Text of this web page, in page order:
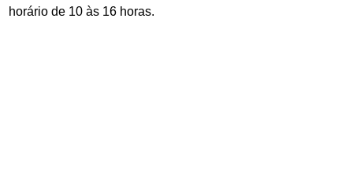
horário de 10 às 16 horas.